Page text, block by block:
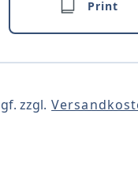
Print
zzgl.